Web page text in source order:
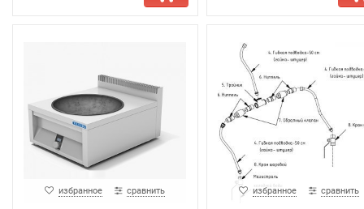
избранное сравнить избранное сравнить